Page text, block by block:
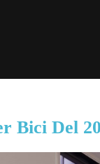
Bici Del